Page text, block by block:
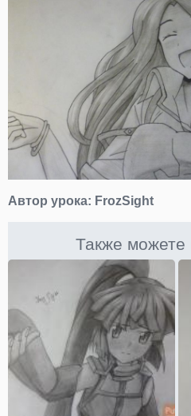
Автор урока: FrozSight
Также можете